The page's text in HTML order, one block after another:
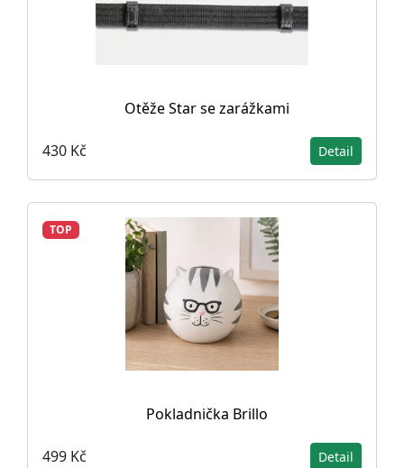
Otěže Star se zarážkami
430 Kč Detail
TOP
Pokladnička Brillo
499 Kč Detail